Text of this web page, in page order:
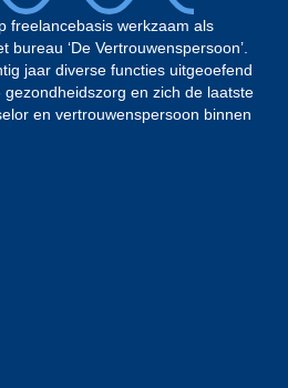
freelancebasis werkzaam als
‘De Vertrouwenspersoon’.
jaar diverse functies uitgeoefend
en zich de laatste
en vertrouwenspersoon binnen